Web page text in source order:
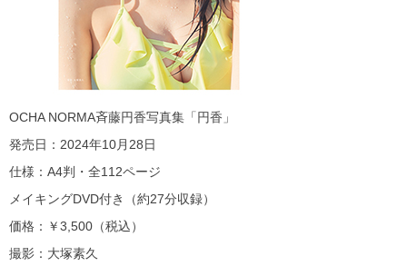
OCHA NORMA斉藤円香写真集「円香」
発売日：2024年10月28日
仕様：A4判・全112ページ
メイキングDVD付き（約27分収録）
価格：￥3,500（税込）
撮影：大塚素久